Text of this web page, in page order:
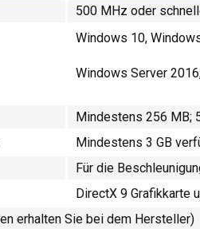
500 MHz oder
Windows 10,
Windows Server
Mindestens 256 MB;
Mindestens 3 GB
Für die
DirectX 9 Grafikkarte
erhalten Sie bei dem Hersteller)